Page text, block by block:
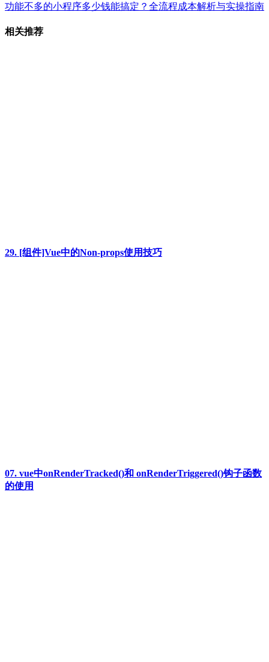
功能不多的小程序多少钱能搞定？全流程成本解析与实操指南
相关推荐
29. [组件]Vue中的Non-props使用技巧
07. vue中onRenderTracked()和 onRenderTriggered()钩子函数
的使用